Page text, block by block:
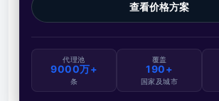
查看价格方案
代理池
9000万+
条
覆盖
190+
国家及城市